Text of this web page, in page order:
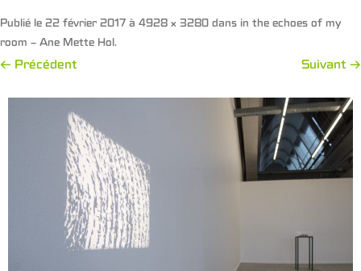
Publié le 22 février 2017 à 4928 × 3280 dans in the echoes of my
room – Ane Mette Hol.
← Précédent Suivant →